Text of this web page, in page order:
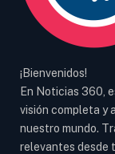
¡Bienvenidos!
En Noticias 360,
visión completa y
nuestro mundo.
relevantes desde